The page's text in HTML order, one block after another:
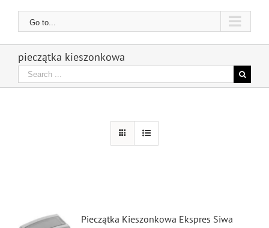
Go to...
pieczątka kieszonkowa
Search
for:
Pieczątka Kieszonkowa Ekspres Siwa